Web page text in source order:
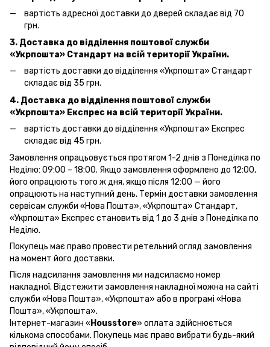
вартість адресної доставки до дверей складає від 70
грн.
3. Доставка до відділення поштової служби
«Укрпошта» Стандарт на всій території України.
вартість доставки до відділення «Укрпошта» Стандарт
складає від 35 грн.
4. Доставка до відділення поштової служби
«Укрпошта» Експрес на всій території України.
вартість доставки до відділення «Укрпошта» Експрес
складає від 45 грн.
Замовлення опрацьовується протягом 1-2 днів з Понеділка по
Неділю: 09:00 – 18:00. Якщо замовлення оформлено до 12:00,
його опрацюють того ж дня, якщо після 12:00 — його
опрацюють на наступний день. Термін доставки замовлення
сервісам служби «Нова Пошта», «Укрпошта» Стандарт,
«Укрпошта» Експрес становить від 1 до 3 днів з Понеділка по
Неділю.
Покупець має право провести ретельний огляд замовлення
на момент його доставки.
Після надсилання замовлення ми надсилаємо номер
накладної. Відстежити замовлення накладної можна на сайті
служби «Нова Пошта», «Укрпошта» або в програмі «Нова
Пошта», «Укрпошта».
Інтернет-магазин «Housstore» оплата здійснюється
кількома способами. Покупець має право вибрати будь-який